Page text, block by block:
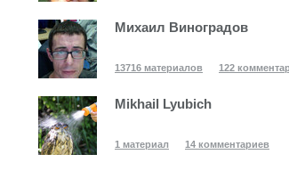
Михаил Виноградов
13716 материалов 122
Mikhail Lyubich
1 материал 14 комментариев